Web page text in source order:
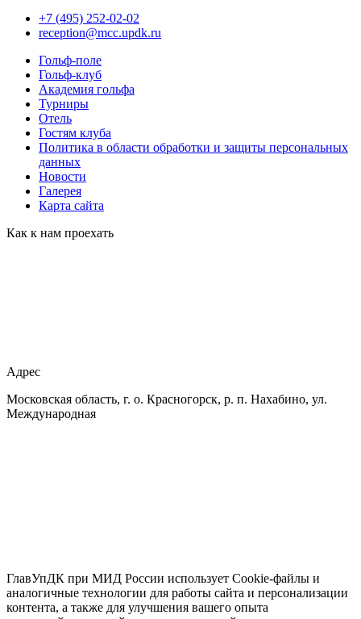
+7 (495) 252-02-02
reception@mcc.updk.ru
Гольф-поле
Гольф-клуб
Академия гольфа
Турниры
Отель
Гостям клуба
Политика в области обработки и защиты персональных
данных
Новости
Галерея
Карта сайта
Как к нам проехать
Адрес
Московская область, г. о. Красногорск, р. п. Нахабино, ул.
Международная
ГлавУпДК при МИД России использует Cookie-файлы и
аналогичные технологии для работы сайта и персонализации
контента, а также для улучшения вашего опыта